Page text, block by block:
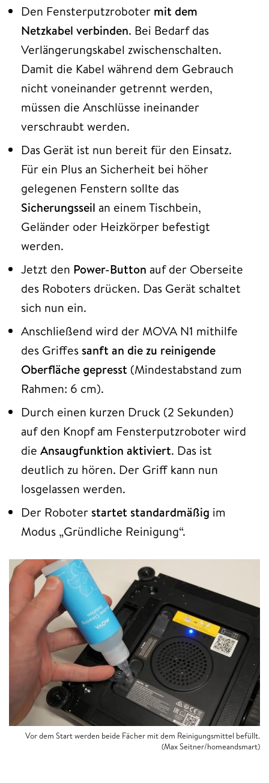
Den Fensterputzroboter mit dem
Netzkabel verbinden. Bei Bedarf das
Verlängerungskabel zwischenschalten.
Damit die Kabel während dem Gebrauch
nicht voneinander getrennt werden,
müssen die Anschlüsse ineinander
verschraubt werden.
Das Gerät ist nun bereit für den Einsatz.
Für ein Plus an Sicherheit bei höher
gelegenen Fenstern sollte das
Sicherungsseil an einem Tischbein,
Geländer oder Heizkörper befestigt
werden.
Jetzt den Power-Button auf der Oberseite
des Roboters drücken. Das Gerät schaltet
sich nun ein.
Anschließend wird der MOVA N1 mithilfe
des Griffes sanft an die zu reinigende
Oberfläche gepresst (Mindestabstand zum
Rahmen: 6 cm).
Durch einen kurzen Druck (2 Sekunden)
auf den Knopf am Fensterputzroboter wird
die Ansaugfunktion aktiviert. Das ist
deutlich zu hören. Der Griff kann nun
losgelassen werden.
Der Roboter startet standardmäßig im
Modus „Gründliche Reinigung“.
Vor dem Start werden beide Fächer mit dem Reinigungsmittel befüllt.
(Max Seitner/homeandsmart)